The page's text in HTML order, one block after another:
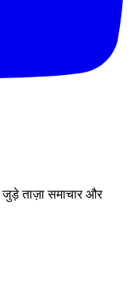
जुड़े ताज़ा समाचार और